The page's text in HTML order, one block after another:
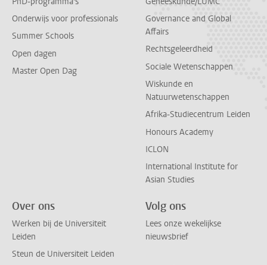
Onderwijs voor professionals
Summer Schools
Open dagen
Master Open Dag
Governance and Global
Affairs
Rechtsgeleerdheid
Sociale Wetenschappen
Wiskunde en
Natuurwetenschappen
Afrika-Studiecentrum Leiden
Honours Academy
ICLON
International Institute for
Asian Studies
Over ons
Werken bij de Universiteit
Leiden
Steun de Universiteit Leiden
Volg ons
Lees onze wekelijkse
nieuwsbrief